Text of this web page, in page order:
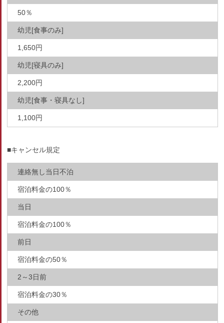
50％
幼児[食事のみ]
1,650円
幼児[寝具のみ]
2,200円
幼児[食事・寝具なし]
1,100円
■キャンセル規定
連絡無し当日不泊
宿泊料金の100％
当日
宿泊料金の100％
前日
宿泊料金の50％
2～3日前
宿泊料金の30％
その他